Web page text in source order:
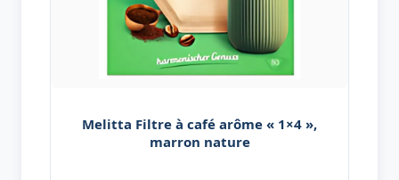
Melitta Filtre à café arôme « 1×4 »,
marron nature